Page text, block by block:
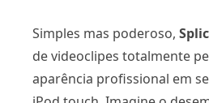
Simples mas poderoso,
de videoclipes totalmente
aparência profissional em